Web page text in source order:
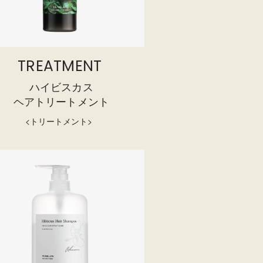
TREATMENT
ハイビスカス
ヘアトリートメント
<トリートメント>